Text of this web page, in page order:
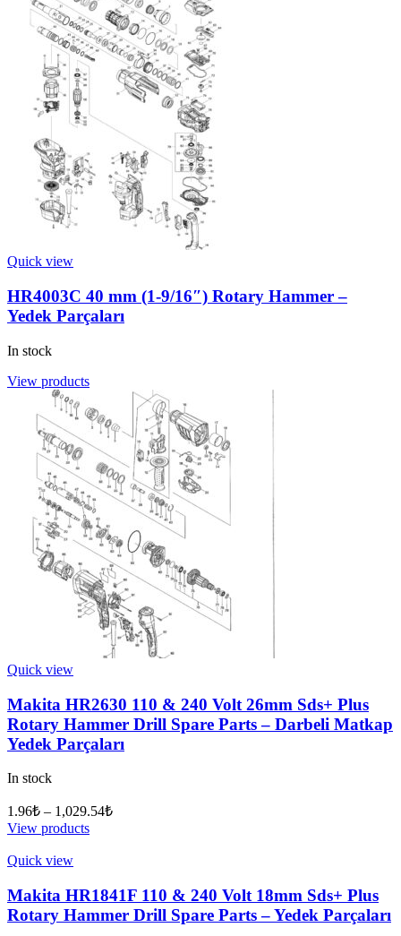
Quick view
HR4003C 40 mm (1-9/16″) Rotary Hammer –
Yedek Parçaları
In stock
View products
Quick view
Makita HR2630 110 & 240 Volt 26mm Sds+ Plus
Rotary Hammer Drill Spare Parts – Darbeli Matkap
Yedek Parçaları
In stock
1.96₺ – 1,029.54₺
View products
Quick view
Makita HR1841F 110 & 240 Volt 18mm Sds+ Plus
Rotary Hammer Drill Spare Parts – Yedek Parçaları